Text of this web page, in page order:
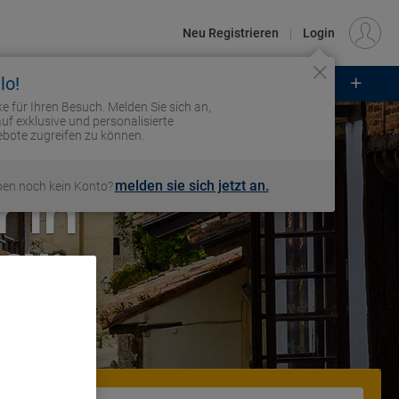
EUR
Neu Registrieren | Login
für Ihren Besuch. Melden Sie sich an,
exklusive und personalisierte
zugreifen zu können.
noch kein Konto? melden sie sich jetzt an.
in